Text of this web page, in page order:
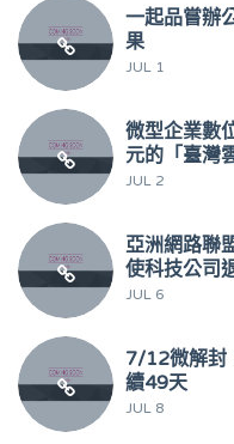
一起品嘗辦
果
JUL 1
微型企業數
元的「臺灣
JUL 2
亞洲網路聯
使科技公司
JUL 6
7/12微解封
續49天
JUL 8